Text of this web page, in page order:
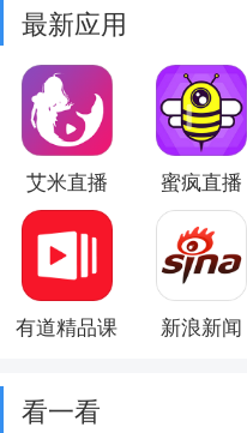
最新应用
艾米直播 蜜疯直播
有道精品课 新浪新闻
看一看